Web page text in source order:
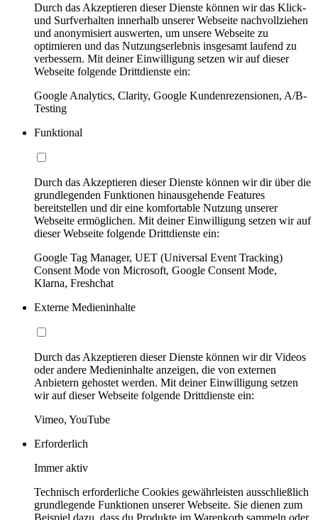
Durch das Akzeptieren dieser Dienste können wir das Klick-
und Surfverhalten innerhalb unserer Webseite nachvollziehen
und anonymisiert auswerten, um unsere Webseite zu
optimieren und das Nutzungserlebnis insgesamt laufend zu
verbessern. Mit deiner Einwilligung setzen wir auf dieser
Webseite folgende Drittdienste ein:
Google Analytics, Clarity, Google Kundenrezensionen, A/B-
Testing
Funktional
Durch das Akzeptieren dieser Dienste können wir dir über die
grundlegenden Funktionen hinausgehende Features
bereitstellen und dir eine komfortable Nutzung unserer
Webseite ermöglichen. Mit deiner Einwilligung setzen wir auf
dieser Webseite folgende Drittdienste ein:
Google Tag Manager, UET (Universal Event Tracking)
Consent Mode von Microsoft, Google Consent Mode,
Klarna, Freshchat
Externe Medieninhalte
Durch das Akzeptieren dieser Dienste können wir dir Videos
oder andere Medieninhalte anzeigen, die von externen
Anbietern gehostet werden. Mit deiner Einwilligung setzen
wir auf dieser Webseite folgende Drittdienste ein:
Vimeo, YouTube
Erforderlich
Immer aktiv
Technisch erforderliche Cookies gewährleisten ausschließlich
grundlegende Funktionen unserer Webseite. Sie dienen zum
Beispiel dazu, dass du Produkte im Warenkorb sammeln oder